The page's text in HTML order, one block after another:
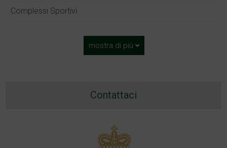
Complessi Sportivi
mostra di più
Contattaci